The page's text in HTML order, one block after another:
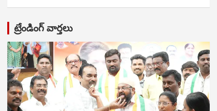
ట్రేండింగ్ వార్తలు